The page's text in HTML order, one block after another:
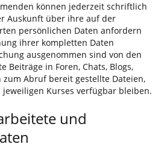
können jederzeit schriftlich
Auskunft über ihre auf der
persönlichen Daten anfordern
ihrer kompletten Daten
ausgenommen sind von den
Beiträge in Foren, Chats, Blogs,
zum Abruf bereit gestellte Dateien,
Kurses verfügbar bleiben.
und